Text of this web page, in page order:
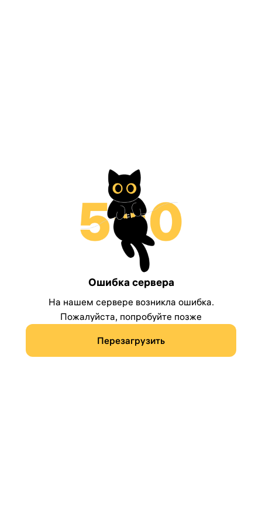
Ошибка сервера
На нашем сервере возникла ошибка.
Пожалуйста, попробуйте позже
Перезагрузить